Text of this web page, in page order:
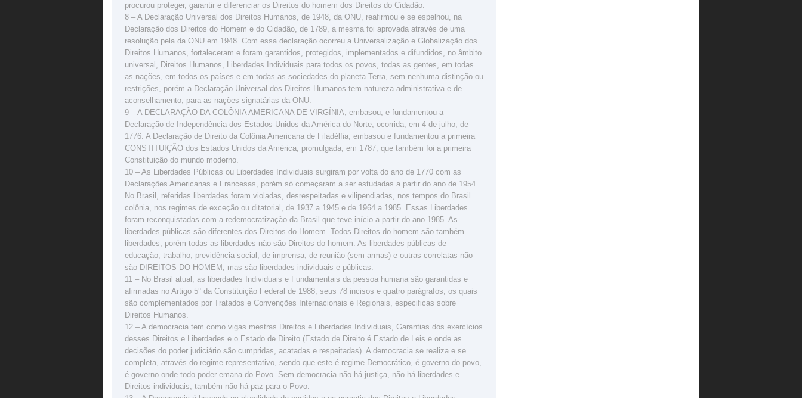
procurou proteger, garantir e diferenciar os Direitos do homem dos Direitos do Cidadão.
8 – A Declaração Universal dos Direitos Humanos, de 1948, da ONU, reafirmou e se espelhou, na
Declaração dos Direitos do Homem e do Cidadão, de 1789, a mesma foi aprovada através de uma
resolução pela da ONU em 1948. Com essa declaração ocorreu a Universalização e Globalização dos
Direitos Humanos, fortaleceram e foram garantidos, protegidos, implementados e difundidos, no âmbito
universal, Direitos Humanos, Liberdades Individuais para todos os povos, todas as gentes, em todas
as nações, em todos os países e em todas as sociedades do planeta Terra, sem nenhuma distinção ou
restrições, porém a Declaração Universal dos Direitos Humanos tem natureza administrativa e de
aconselhamento, para as nações signatárias da ONU.
9 – A DECLARAÇÃO DA COLÔNIA AMERICANA DE VIRGÍNIA, embasou, e fundamentou a
Declaração de Independência dos Estados Unidos da América do Norte, ocorrida, em 4 de julho, de
1776. A Declaração de Direito da Colônia Americana de Filadélfia, embasou e fundamentou a primeira
CONSTITUIÇÃO dos Estados Unidos da América, promulgada, em 1787, que também foi a primeira
Constituição do mundo moderno.
10 – As Liberdades Públicas ou Liberdades Individuais surgiram por volta do ano de 1770 com as
Declarações Americanas e Francesas, porém só começaram a ser estudadas a partir do ano de 1954.
No Brasil, referidas liberdades foram violadas, desrespeitadas e vilipendiadas, nos tempos do Brasil
colônia, nos regimes de exceção ou ditatorial, de 1937 a 1945 e de 1964 a 1985. Essas Liberdades
foram reconquistadas com a redemocratização da Brasil que teve início a partir do ano 1985. As
liberdades públicas são diferentes dos Direitos do Homem. Todos Direitos do homem são também
liberdades, porém todas as liberdades não são Direitos do homem. As liberdades públicas de
educação, trabalho, previdência social, de imprensa, de reunião (sem armas) e outras correlatas não
são DIREITOS DO HOMEM, mas são liberdades individuais e públicas.
11 – No Brasil atual, as liberdades Individuais e Fundamentais da pessoa humana são garantidas e
afirmadas no Artigo 5° da Constituição Federal de 1988, seus 78 incisos e quatro parágrafos, os quais
são complementados por Tratados e Convenções Internacionais e Regionais, especificas sobre
Direitos Humanos.
12 – A democracia tem como vigas mestras Direitos e Liberdades Individuais, Garantias dos exercícios
desses Direitos e Liberdades e o Estado de Direito (Estado de Direito é Estado de Leis e onde as
decisões do poder judiciário são cumpridas, acatadas e respeitadas). A democracia se realiza e se
completa, através do regime representativo, sendo que este é regime Democrático, é governo do povo,
é governo onde todo poder emana do Povo. Sem democracia não há justiça, não há liberdades e
Direitos individuais, também não há paz para o Povo.